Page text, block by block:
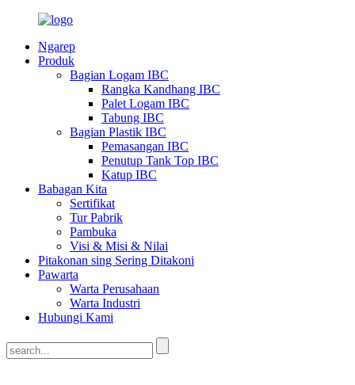
Ngarep
Produk
Bagian Logam IBC
Rangka Kandhang IBC
Palet Logam IBC
Tabung IBC
Bagian Plastik IBC
Pemasangan IBC
Penutup Tank Top IBC
Katup IBC
Babagan Kita
Sertifikat
Tur Pabrik
Pambuka
Visi & Misi & Nilai
Pitakonan sing Sering Ditakoni
Pawarta
Warta Perusahaan
Warta Industri
Hubungi Kami